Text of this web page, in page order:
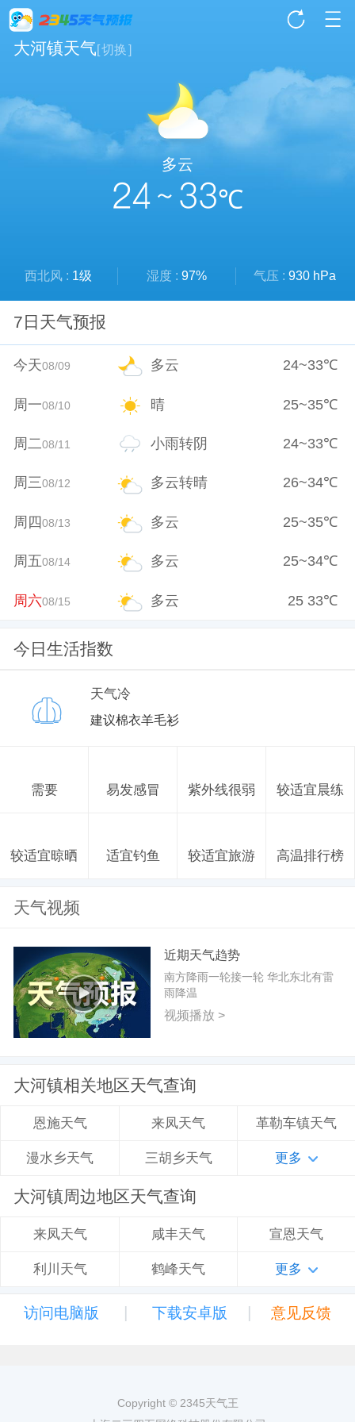
大河镇天气[切换]
多云
24 ~ 33℃
西北风 : 1级 湿度 : 97% 气压 : 930 hPa
7日天气预报
今天08/09 多云 24~33℃
周一08/10 晴 25~35℃
周二08/11 小雨转阴 24~33℃
周三08/12 多云转晴 26~34℃
周四08/13 多云 25~35℃
周五08/14 多云 25~34℃
周六08/15 多云 25 33℃
今日生活指数
天气冷
建议棉衣羊毛衫
需要 易发感冒 紫外线很弱 较适宜晨练
较适宜晾晒 适宜钓鱼 较适宜旅游 高温排行榜
天气视频
近期天气趋势
南方降雨一轮接一轮 华北东北有雷
雨降温
视频播放 >
大河镇相关地区天气查询
恩施天气 来凤天气 革勒车镇天气
漫水乡天气 三胡乡天气 更多
大河镇周边地区天气查询
来凤天气 咸丰天气 宣恩天气
利川天气 鹤峰天气 更多
访问电脑版 | 下载安卓版 | 意见反馈
Copyright © 2345天气王